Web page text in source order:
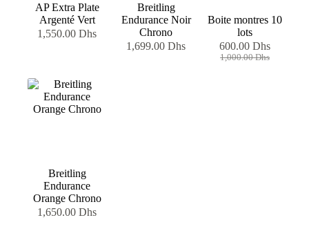
AP Extra Plate
Argenté Vert
1,550.00Dhs
Breitling
Endurance Noir
Chrono
1,699.00Dhs
Boite montres 10
lots
1,000.00Dhs
Le
600.00Dhs
Le
Breitling
Endurance
Orange Chrono
1,650.00Dhs